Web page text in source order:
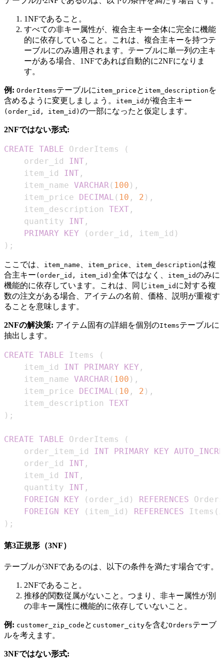
1NFであること。
すべての非キー属性が、複合主キー全体に完全に機能
的に依存していること。これは、複合主キーを持つテ
ーブルにのみ適用されます。テーブルに単一列の主キ
ーがある場合、1NFであれば自動的に2NFになりま
す。
例: OrderItemsテーブルに item_price と item_description を
含めるように変更しましょう。
item_id が複合主キー
(order_id, item_id) の一部になったと仮定します。
2NFではない形式:
CREATE TABLE OrderItems
(
    order_id
INT ,
    item_id
INT ,
    item_name
VARCHAR( 100 ) ,
    item_price
DECIMAL ( 10 , 2 ) ,
    item_description
TEXT ,
    quantity
INT ,
PRIMARY
KEY ( order_id , item_id )
) ;
ここでは、 item_name item_price item_descriptionは複
合主キー (order_id, item_id) 全体ではなく、 item_idのみに
機能的に依存しています。これは、同じ item_id に対する複
数の注文がある場合、アイテムの名前、価格、説明が重複す
ることを意味します。
2NFの解決策: アイテム固有の詳細を個別のItemsテーブルに
抽出します。
CREATE TABLE Items
(
    item_id
INT PRIMARY KEY ,
    item_name
VARCHAR( 100 ) ,
    item_price
DECIMAL ( 10 , 2 ) ,
    item_description
TEXT
) ;
CREATE TABLE OrderItems
(
    order_item_id
INT PRIMARY KEY
    order_id
INT ,
    item_id
INT ,
    quantity
INT ,
FOREIGN
KEY ( order_id ) REFERENCES Orders
FOREIGN
KEY ( item_id ) REFERENCES Items (
) ;
第3正規形（3NF）
テーブルが3NFであるのは、以下の条件を満たす場合です。
2NFであること。
推移的関数従属がないこと。つまり、非キー属性が別
の非キー属性に機能的に依存していないこと。
例: customer_zip_code と customer_cityを含むOrdersテーブ
ルを考えます。
3NFではない形式: